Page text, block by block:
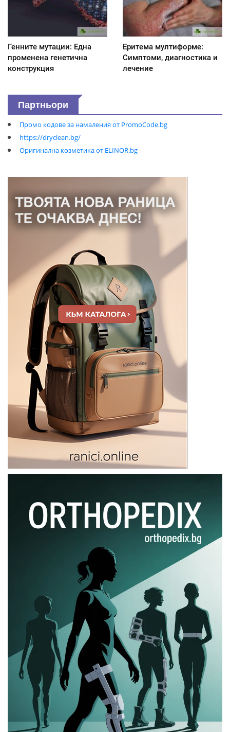
Генните мутации: Една
променена генетична
конструкция
Еритема мултиформе:
Симптоми, диагностика и
лечение
Партньори
Промо кодове за намаления от PromoCode.bg
https://dryclean.bg/
Оригинална козметика от ELINOR.bg